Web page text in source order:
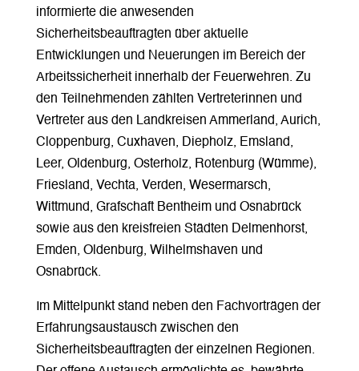
informierte die anwesenden
Sicherheitsbeauftragten über aktuelle
Entwicklungen und Neuerungen im Bereich der
Arbeitssicherheit innerhalb der Feuerwehren. Zu
den Teilnehmenden zählten Vertreterinnen und
Vertreter aus den Landkreisen Ammerland, Aurich,
Cloppenburg, Cuxhaven, Diepholz, Emsland,
Leer, Oldenburg, Osterholz, Rotenburg (Wümme),
Friesland, Vechta, Verden, Wesermarsch,
Wittmund, Grafschaft Bentheim und Osnabrück
sowie aus den kreisfreien Städten Delmenhorst,
Emden, Oldenburg, Wilhelmshaven und
Osnabrück.
Im Mittelpunkt stand neben den Fachvorträgen der
Erfahrungsaustausch zwischen den
Sicherheitsbeauftragten der einzelnen Regionen.